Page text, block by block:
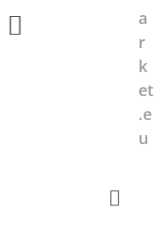
a
r
k
et
.e
u